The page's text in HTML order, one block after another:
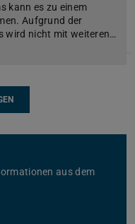
kann es zu einem
Aufgrund der
wird nicht mit weiteren…
aus dem